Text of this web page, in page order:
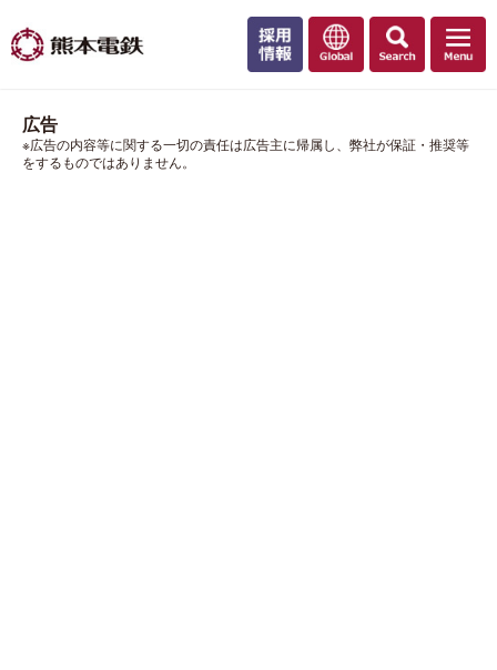
広告
※広告の内容等に関する一切の責任は広告主に帰属し、弊社が保証・推奨等
をするものではありません。